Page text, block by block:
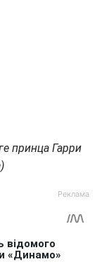
принца Гарри